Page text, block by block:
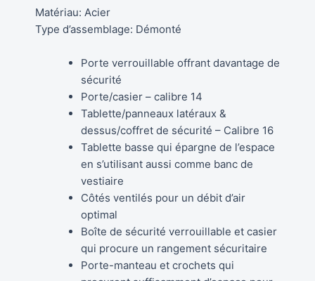
Matériau: Acier
Type d’assemblage: Démonté
Porte verrouillable offrant davantage de
sécurité
Porte/casier – calibre 14
Tablette/panneaux latéraux &
dessus/coffret de sécurité – Calibre 16
Tablette basse qui épargne de l’espace
en s’utilisant aussi comme banc de
vestiaire
Côtés ventilés pour un débit d’air
optimal
Boîte de sécurité verrouillable et casier
qui procure un rangement sécuritaire
Porte-manteau et crochets qui